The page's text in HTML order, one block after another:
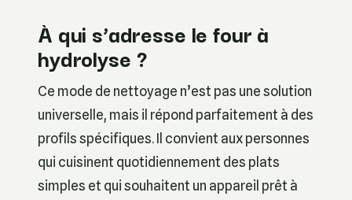
À qui s’adresse le four à
hydrolyse ?
Ce mode de nettoyage n’est pas une solution
universelle, mais il répond parfaitement à des
profils spécifiques. Il convient aux personnes
qui cuisinent quotidiennement des plats
simples et qui souhaitent un appareil prêt à